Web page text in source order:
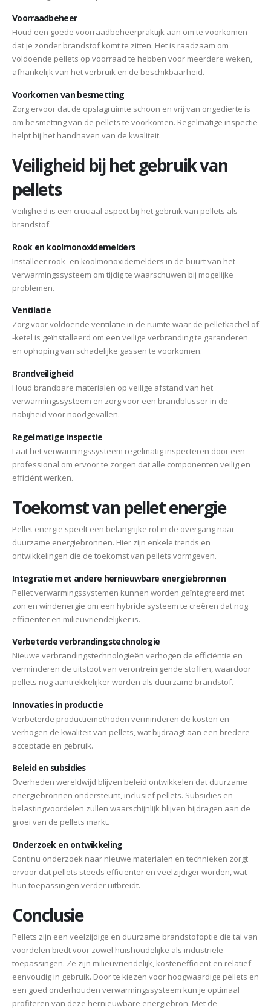
Voorraadbeheer
Houd een goede voorraadbeheerpraktijk aan om te voorkomen
dat je zonder brandstof komt te zitten. Het is raadzaam om
voldoende pellets op voorraad te hebben voor meerdere weken,
afhankelijk van het verbruik en de beschikbaarheid.
Voorkomen van besmetting
Zorg ervoor dat de opslagruimte schoon en vrij van ongedierte is
om besmetting van de pellets te voorkomen. Regelmatige inspectie
helpt bij het handhaven van de kwaliteit.
Veiligheid bij het gebruik van
pellets
Veiligheid is een cruciaal aspect bij het gebruik van pellets als
brandstof.
Rook en koolmonoxidemelders
Installeer rook- en koolmonoxidemelders in de buurt van het
verwarmingssysteem om tijdig te waarschuwen bij mogelijke
problemen.
Ventilatie
Zorg voor voldoende ventilatie in de ruimte waar de pelletkachel of
-ketel is geïnstalleerd om een veilige verbranding te garanderen
en ophoping van schadelijke gassen te voorkomen.
Brandveiligheid
Houd brandbare materialen op veilige afstand van het
verwarmingssysteem en zorg voor een brandblusser in de
nabijheid voor noodgevallen.
Regelmatige inspectie
Laat het verwarmingssysteem regelmatig inspecteren door een
professional om ervoor te zorgen dat alle componenten veilig en
efficiënt werken.
Toekomst van pellet energie
Pellet energie speelt een belangrijke rol in de overgang naar
duurzame energiebronnen. Hier zijn enkele trends en
ontwikkelingen die de toekomst van pellets vormgeven.
Integratie met andere hernieuwbare energiebronnen
Pellet verwarmingssystemen kunnen worden geïntegreerd met
zon en windenergie om een hybride systeem te creëren dat nog
efficiënter en milieuvriendelijker is.
Verbeterde verbrandingstechnologie
Nieuwe verbrandingstechnologieën verhogen de efficiëntie en
verminderen de uitstoot van verontreinigende stoffen, waardoor
pellets nog aantrekkelijker worden als duurzame brandstof.
Innovaties in productie
Verbeterde productiemethoden verminderen de kosten en
verhogen de kwaliteit van pellets, wat bijdraagt aan een bredere
acceptatie en gebruik.
Beleid en subsidies
Overheden wereldwijd blijven beleid ontwikkelen dat duurzame
energiebronnen ondersteunt, inclusief pellets. Subsidies en
belastingvoordelen zullen waarschijnlijk blijven bijdragen aan de
groei van de pellets markt.
Onderzoek en ontwikkeling
Continu onderzoek naar nieuwe materialen en technieken zorgt
ervoor dat pellets steeds efficiënter en veelzijdiger worden, wat
hun toepassingen verder uitbreidt.
Conclusie
Pellets zijn een veelzijdige en duurzame brandstofoptie die tal van
voordelen biedt voor zowel huishoudelijke als industriële
toepassingen. Ze zijn milieuvriendelijk, kostenefficiënt en relatief
eenvoudig in gebruik. Door te kiezen voor hoogwaardige pellets en
een goed onderhouden verwarmingssysteem kun je optimaal
profiteren van deze hernieuwbare energiebron. Met de